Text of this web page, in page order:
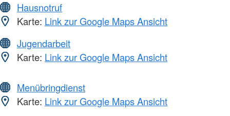
Hausnotruf
Karte: Link zur Google Maps Ansicht
Jugendarbeit
Karte: Link zur Google Maps Ansicht
Menübringdienst
Karte: Link zur Google Maps Ansicht